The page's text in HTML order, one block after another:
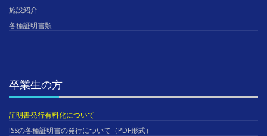
施設紹介
各種証明書類
卒業生の方
証明書発行有料化について
ISSの各種証明書の発行について（PDF形式）